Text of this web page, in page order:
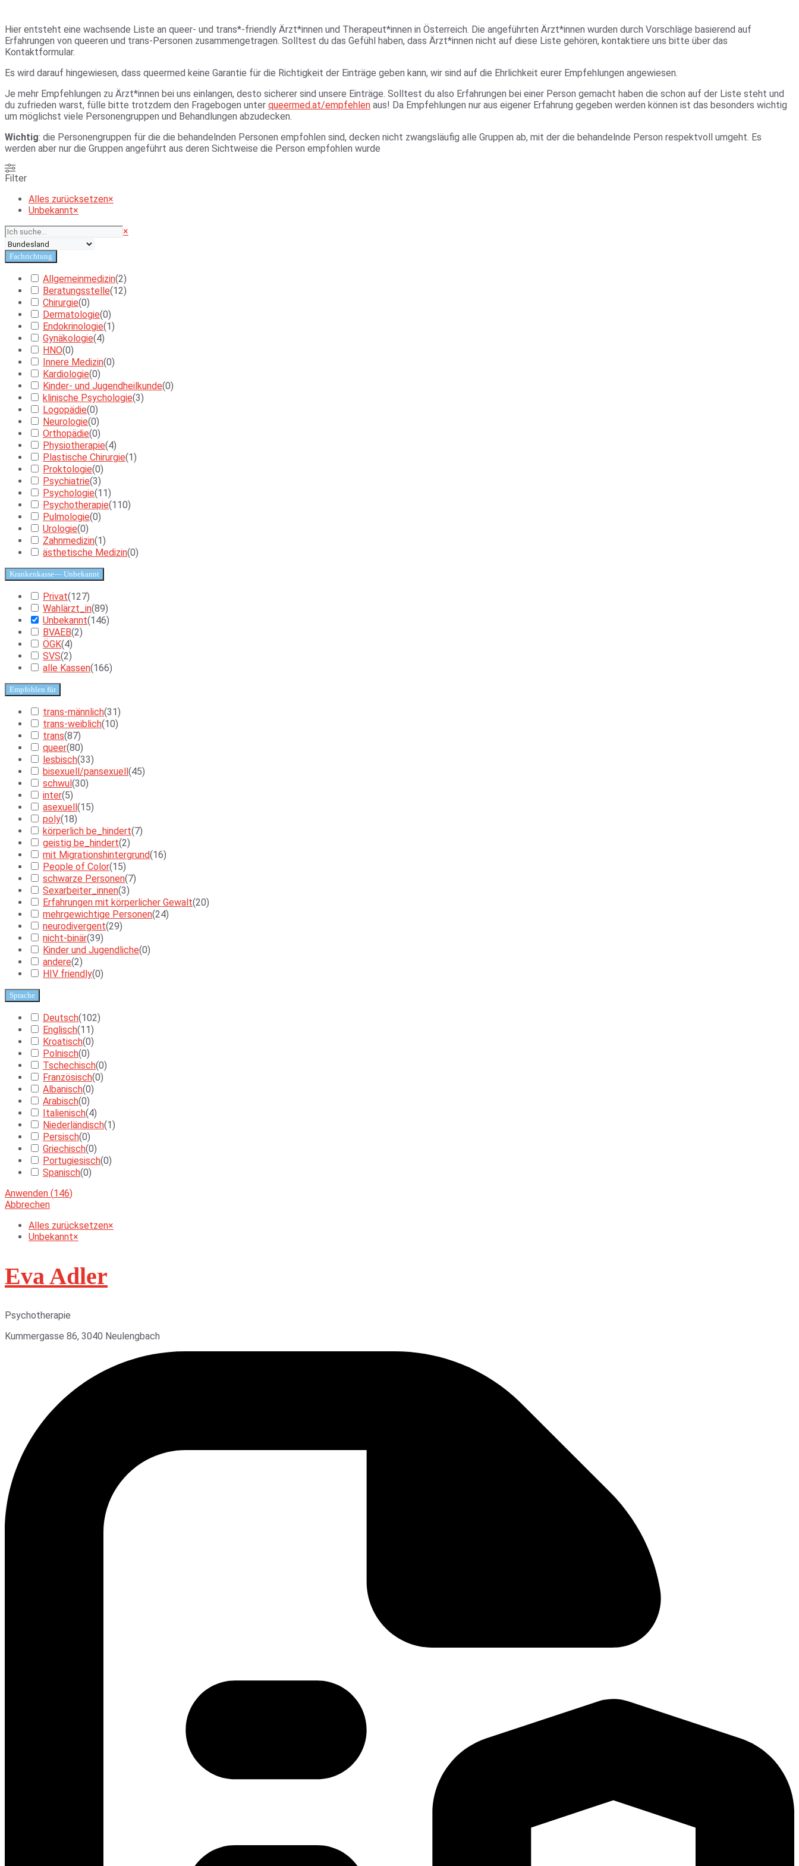
Hier entsteht eine wachsende Liste an queer- und trans*-friendly Ärzt*innen und Therapeut*innen in Österreich. Die angeführten Ärzt*innen wurden durch Vorschläge basierend auf
Erfahrungen von queeren und trans-Personen zusammengetragen. Solltest du das Gefühl haben, dass Ärzt*innen nicht auf diese Liste gehören, kontaktiere uns bitte über das
Kontaktformular.
Es wird darauf hingewiesen, dass queermed keine Garantie für die Richtigkeit der Einträge geben kann, wir sind auf die Ehrlichkeit eurer Empfehlungen angewiesen.
Je mehr Empfehlungen zu Ärzt*innen bei uns einlangen, desto sicherer sind unsere Einträge. Solltest du also Erfahrungen bei einer Person gemacht haben die schon auf der Liste steht und
du zufrieden warst, fülle bitte trotzdem den Fragebogen unter queermed.at/empfehlen aus! Da Empfehlungen nur aus eigener Erfahrung gegeben werden können ist das besonders wichtig
um möglichst viele Personengruppen und Behandlungen abzudecken.
Wichtig: die Personengruppen für die die behandelnden Personen empfohlen sind, decken nicht zwangsläufig alle Gruppen ab, mit der die behandelnde Person respektvoll umgeht. Es
werden aber nur die Gruppen angeführt aus deren Sichtweise die Person empfohlen wurde
Filter
Alles zurücksetzen×
Unbekannt×
Suchen
×
Fachrichtung
Allgemeinmedizin(2)
Beratungsstelle(12)
Chirurgie(0)
Dermatologie(0)
Endokrinologie(1)
Gynäkologie(4)
HNO(0)
Innere Medizin(0)
Kardiologie(0)
Kinder- und Jugendheilkunde(0)
klinische Psychologie(3)
Logopädie(0)
Neurologie(0)
Orthopädie(0)
Physiotherapie(4)
Plastische Chirurgie(1)
Proktologie(0)
Psychiatrie(3)
Psychologie(11)
Psychotherapie(110)
Pulmologie(0)
Urologie(0)
Zahnmedizin(1)
ästhetische Medizin(0)
Krankenkasse— Unbekannt
Privat(127)
Wahlärzt_in(89)
Unbekannt(146)
BVAEB(2)
ÖGK(4)
SVS(2)
alle Kassen(166)
Empfohlen für
trans-männlich(31)
trans-weiblich(10)
trans(87)
queer(80)
lesbisch(33)
bisexuell/pansexuell(45)
schwul(30)
inter(5)
asexuell(15)
poly(18)
körperlich be_hindert(7)
geistig be_hindert(2)
mit Migrationshintergrund(16)
People of Color(15)
schwarze Personen(7)
Sexarbeiter_innen(3)
Erfahrungen mit körperlicher Gewalt(20)
mehrgewichtige Personen(24)
neurodivergent(29)
nicht-binär(39)
Kinder und Jugendliche(0)
andere(2)
HIV friendly(0)
Sprache
Deutsch(102)
Englisch(11)
Kroatisch(0)
Polnisch(0)
Tschechisch(0)
Französisch(0)
Albanisch(0)
Arabisch(0)
Italienisch(4)
Niederländisch(1)
Persisch(0)
Griechisch(0)
Portugiesisch(0)
Spanisch(0)
Anwenden (146)
Abbrechen
Alles zurücksetzen×
Unbekannt×
Eva Adler
Psychotherapie
Kummergasse 86, 3040 Neulengbach